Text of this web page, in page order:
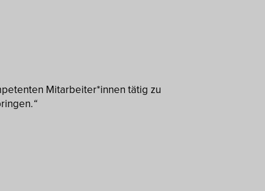
Mitarbeiter*innen tätig zu
“